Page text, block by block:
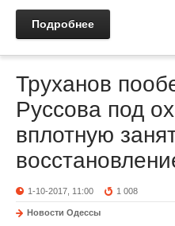
Подробнее
Труханов
Руссова под
вплотную
1-10-2017, 11:00 1 008
Новости Одессы